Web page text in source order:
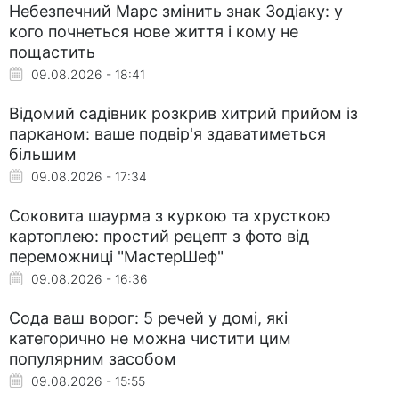
Небезпечний Марс змінить знак Зодіаку: у
кого почнеться нове життя і кому не
пощастить
09.08.2026 - 18:41
Відомий садівник розкрив хитрий прийом із
парканом: ваше подвір'я здаватиметься
більшим
09.08.2026 - 17:34
Соковита шаурма з куркою та хрусткою
картоплею: простий рецепт з фото від
переможниці "МастерШеф"
09.08.2026 - 16:36
Сода ваш ворог: 5 речей у домі, які
категорично не можна чистити цим
популярним засобом
09.08.2026 - 15:55